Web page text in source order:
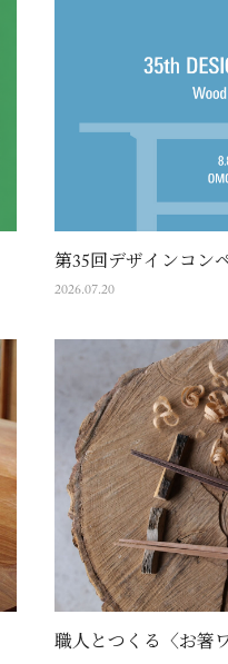
第35回デザインコン
2026.07.20
職人とつくる〈お箸